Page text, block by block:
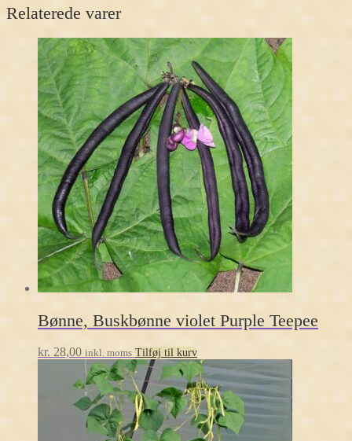
Relaterede varer
Bønne, Buskbønne violet Purple Teepee
kr. 28,00 inkl. moms Tilføj til kurv